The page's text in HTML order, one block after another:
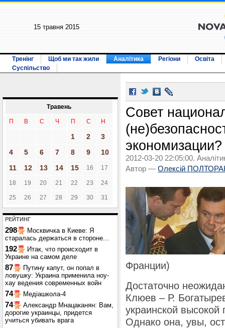
15 травня 2015
Тренінг Щоб ми так жили Аналітика Регіони
Освіта
Суспільство
Травень
П В С Ч П С Н
1 2
3
4
5 6 7 8 9
10
11
12 13 14 15 16 17
18 19 20 21 22 23 24
25 26 27 28 29 30 31
РЕЙТИНГ
298
Москвичка в Киеве: Я
старалась держаться в стороне...
192
Итак, что происходит в
Украине на самом деле
87
Путину капут, он попал в
ловушку: Украина применила ноу-
хау ведения современных войн
74 Медіашкола-4
74
Александр Мнацаканян: Вам,
дорогие украинцы, придется
учиться убивать врага
Совет
экономизации?
2012-03-20 22:05:00.
Автор — Олексій
Франции)
Достаточно
Клюев – Р.
украинской высокой
Однако она, увы,